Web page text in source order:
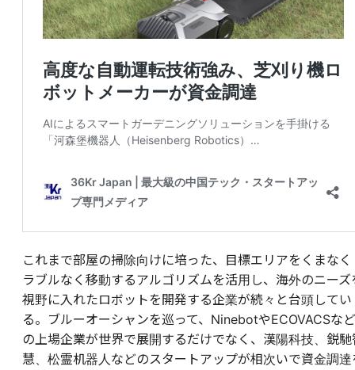
これまで部屋の掃除向けに培った、目標エリアをくまなく
ラブルなく移動するアルゴリズムを活用し、海外のニーズ
視野に入れたロボットを開発する企業が続々と台頭してい
る。ブルーオーシャンを巡って、NinebotやECOVACSなど
の上場企業が世界で展開するだけでなく、漢陽科技、鋭馳
慧、松霊机器人などのスタートアップが相次いで資金調達